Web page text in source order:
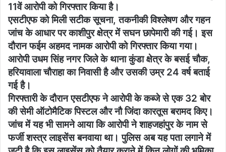
11वें आरोपी को गिरफ्तार किया है।
एसटीएफ को मिली सटीक सूचना, तकनीकी विश्लेषण और गहन
जांच के आधार पर काशीपुर क्षेत्र में सघन छापेमारी की गई। इस
दौरान फईम अहमद नामक आरोपी को गिरफ्तार किया गया।
आरोपी उधम सिंह नगर जिले के थाना कुंडा क्षेत्र के बसई चौक,
हरियावाला चौराहा का निवासी है और उसकी उम्र 24 वर्ष बताई
गई है।
गिरफ्तारी के दौरान एसटीएफ ने आरोपी के कब्जे से एक 32 बोर
की सेमी ऑटोमैटिक पिस्टल और नौ जिंदा कारतूस बरामद किए।
जांच में यह भी सामने आया कि आरोपी ने शाहजहांपुर के नाम से
फर्जी शस्त्र लाइसेंस बनवाया था। पुलिस अब यह पता लगाने में